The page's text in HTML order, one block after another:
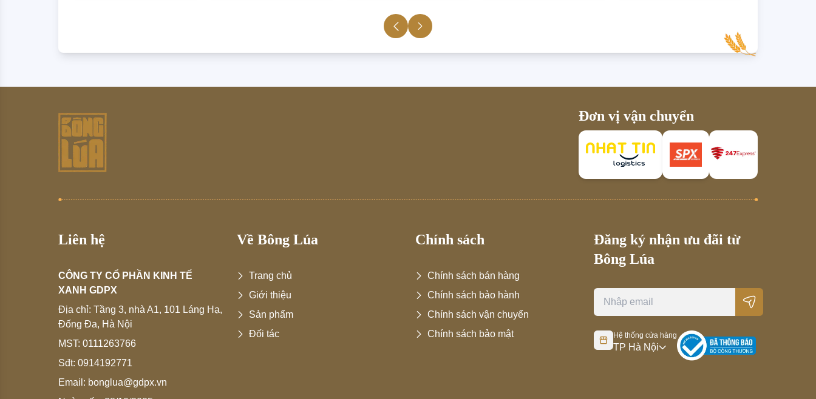
Đơn vị vận chuyển
Liên hệ
CÔNG TY CỔ PHẦN KINH TẾ
XANH GDPX
Địa chỉ: Tầng 3, nhà A1, 101 Láng Hạ,
Đống Đa, Hà Nội
MST: 0111263766
Sđt: 0914192771
Email: bonglua@gdpx.vn
Về Bông Lúa
Trang chủ
Giới thiệu
Sản phẩm
Đối tác
Chính sách
Chính sách bán hàng
Chính sách bảo hành
Chính sách vận chuyển
Chính sách bảo mật
Đăng ký nhận ưu đãi từ
Bông Lúa
Hệ thống cửa hàng
TP Hà Nội